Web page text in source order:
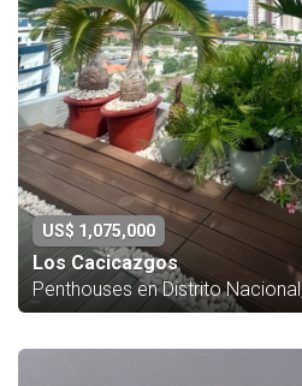
US$ 1,075,000
Los Cacicazgos
Penthouses en Distrito